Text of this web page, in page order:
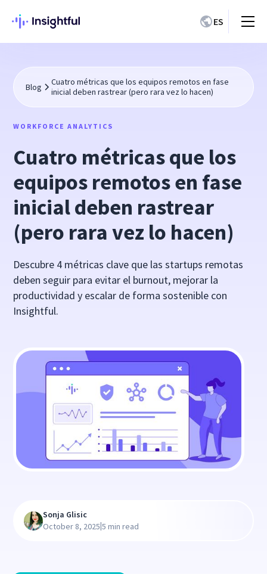
ES
Blog
Cuatro métricas que los equipos remotos en fase
inicial deben rastrear (pero rara vez lo hacen)
WORKFORCE ANALYTICS
Cuatro métricas que los
equipos remotos en fase
inicial deben rastrear
(pero rara vez lo hacen)
Descubre 4 métricas clave que las startups remotas
deben seguir para evitar el burnout, mejorar la
productividad y escalar de forma sostenible con
Insightful.
Sonja Glisic
October 8, 2025|5 min read